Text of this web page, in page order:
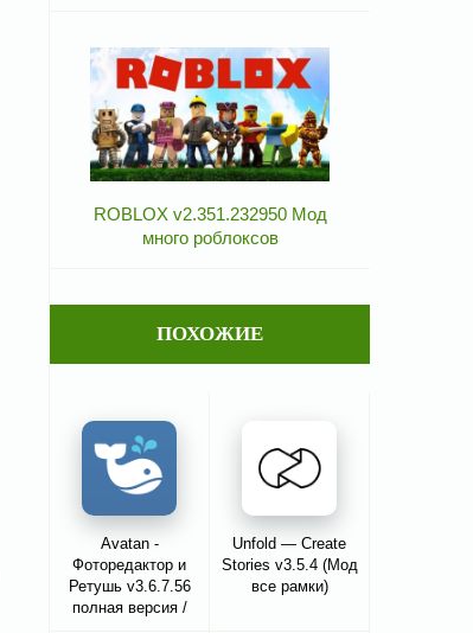
ROBLOX v2.351.232950 Мод
много роблоксов
ПОХОЖИЕ
Avatan -
Фоторедактор и
Ретушь v3.6.7.56
полная версия /
Unfold — Create
Stories v3.5.4 (Мод
все рамки)